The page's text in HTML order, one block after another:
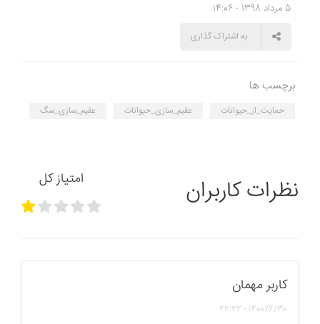
5 مرداد 1398 - 14:06
به اشتراک گذاری
برچسب ها
حمایت_از_حیوانات عقیم_سازی_حیوانات عقیم_سازی_سگ
نظرات کاربران امتیاز کل
کاربر مهمان
1400/6/30 - 22:22